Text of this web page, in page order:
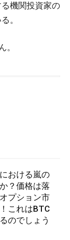
機関投資家の
。
。
おける嵐の
？価格は落
プション市
これはBTC
のでしょう